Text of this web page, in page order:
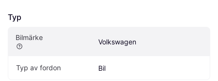
Typ
Bilmärke
Volkswagen
Typ av fordon Bil